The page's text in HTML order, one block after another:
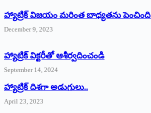
హ్యాట్రిక్ విజయం మరింత బాధ్యతను పెంచింది
December 9, 2023
హ్యాట్రిక్‌ ‌విక్టరీతో ఆశీర్వదించండి
September 14, 2024
‌హ్యాట్రిక్‌ ‌దిశగా అడుగులు..
April 23, 2023